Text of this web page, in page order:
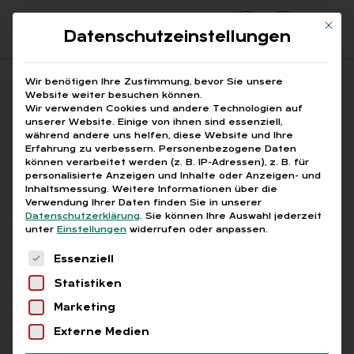
Suchfeld
Suchen
Breadcrumb-Navigation
STARTSEITE BERUFSFREMDE TÄTIGKEIT
Alle Bei­trä­ge mit dem
Schlag­wort „be­rufs­frem­
de Tä­tig­keit“
Mit
Datenschutzeinstellungen
Wir benötigen Ihre Zustimmung, bevor Sie unsere
Website weiter besuchen können.
Wir verwenden Cookies und andere Technologien auf
unserer Website. Einige von ihnen sind essenziell,
während andere uns helfen, diese Website und Ihre
Erfahrung zu verbessern. Personenbezogene Daten
können verarbeitet werden (z. B. IP-Adressen), z. B. für
personalisierte Anzeigen und Inhalte oder Anzeigen- und
Inhaltsmessung. Weitere Informationen über die
Verwendung Ihrer Daten finden Sie in unserer
Datenschutzerklärung. Sie können Ihre Auswahl jederzeit
unter Einstellungen widerrufen oder anpassen.
Es folgt eine Liste der Service-Gruppen, für
Essenziell
Statistiken
Marketing
Externe Medien